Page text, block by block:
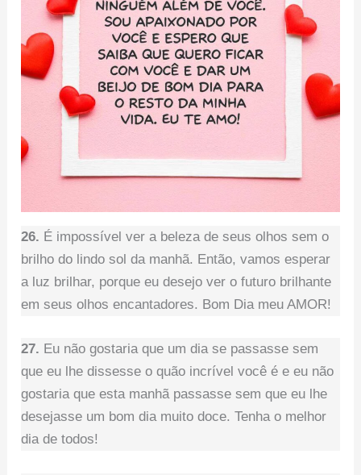
26. É impossível ver a beleza de seus olhos sem o
brilho do lindo sol da manhã. Então, vamos esperar
a luz brilhar, porque eu desejo ver o futuro brilhante
em seus olhos encantadores. Bom Dia meu AMOR!
27. Eu não gostaria que um dia se passasse sem
que eu lhe dissesse o quão incrível você é e eu não
gostaria que esta manhã passasse sem que eu lhe
desejasse um bom dia muito doce. Tenha o melhor
dia de todos!